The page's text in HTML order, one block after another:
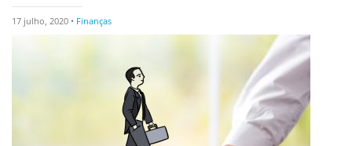
17 julho, 2020 • Finanças